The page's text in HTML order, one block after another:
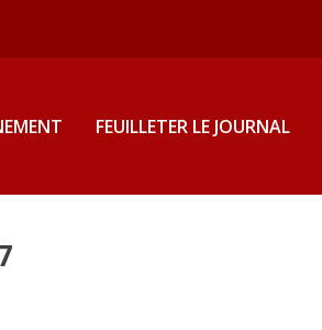
FEUILLETER LE JOURNAL